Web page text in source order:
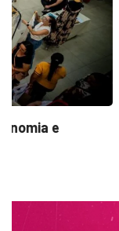
POLÍTICA
Itamar cobra